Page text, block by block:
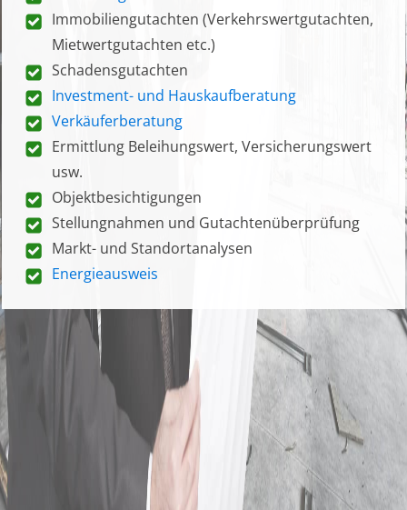
Immobiliengutachten (Verkehrswertgutachten,
Mietwertgutachten etc.)
Schadensgutachten
Investment- und Hauskaufberatung
Verkäuferberatung
Ermittlung Beleihungswert, Versicherungswert
usw.
Objektbesichtigungen
Stellungnahmen und Gutachtenüberprüfung
Markt- und Standortanalysen
Energieausweis